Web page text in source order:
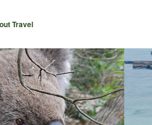
Travel